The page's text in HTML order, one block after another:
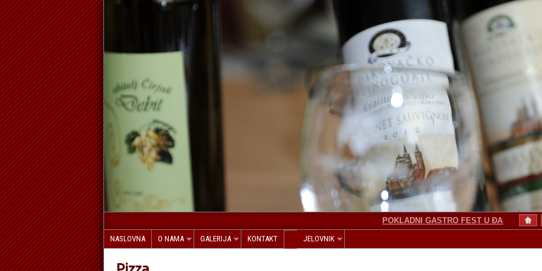
POKLADNI GASTRO FEST U ĐAKOVU
NASLOVNA
O NAMA GALERIJA KONTAKT JELOVNIK